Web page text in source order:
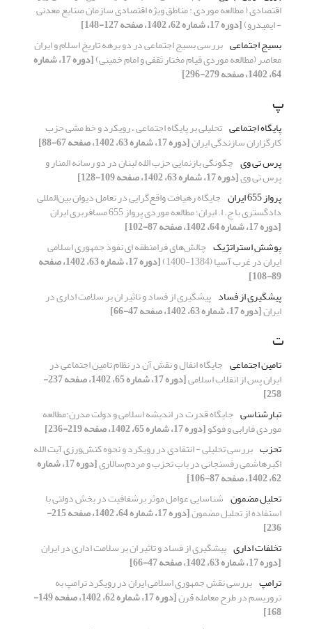
اقتصادی ( مطالعه موردی : مناطق ویژه اقتصادی سازمان صنایع معدنی
- ایمیدرو)[دوره 17، شماره 62، 1402، صفحه 127-148]
بسیج اجتماعی بررسی بسیج اجتماعی در دو برهه تاریخ اسلام و ایران
معاصر (مطالعه موردی قیام مختار ثقفی و امام خمینی) [دوره 17، شماره
64، 1402، صفحه 279-296]
پ
پایگاه اجتماعی تحلیلی بر پایگاه اجتماعی ، رویکرد و خط مشی حزب
کارگزاران سازندگی ایران[دوره 17، شماره 63، 1402، صفحه 67-88]
پرس تی وی چگونگی بازنمایی حزب الله لبنان در دو رسانه المنار و
پرس تی وی[دوره 17، شماره 63، 1402، صفحه 109-128]
پرواز 655 ایران
جایگاه رهیافت واقع‌گرایی در تعامل دیوان بین‌المللی
دادگستری با ج. ا. ایران؛ مطالعه موردی پرواز 655 مسافربری ایران
[دوره 17، شماره 64، 1402، صفحه 87-102]
پوشش استراتژیک چالش‌های فرامنطقه ‌ای نفوذ جمهوری اسلامی
ایران در غرب آسیا (1384-1400) [دوره 17، شماره 63، 1402، صفحه
89-108]
پیشگیری از فساد پیشگیری از فساد و تاثیر ان بر سلامت اداری در
ایران[دوره 17، شماره 63، 1402، صفحه 47-66]
ت
تامین اجتماعی جایگاه انفال و نقش آن در نظام تامین اجتماعی در
ایران پس از انقلاب اسلامی [دوره 17، شماره 65، 1402، صفحه 237-
258]
تبارشناسی جایگاه قدرت در اندیشه اسلامی و دولت مدرن:مطالعه
موردی فارابی و فوکو[دوره 17، شماره 65، 1402، صفحه 219-236]
تحزب بررسی تحلیلی - انتقادی در رویکرد و نحوه‌ کنش‌ورزی آیت الله
اکبرهاشمی رفسنجانی در باب تحزب و مردم‌سالاری [دوره 17، شماره
62، 1402، صفحه 87-106]
تحلیل مضمون شناسایی عوامل موثر برشفافیت در بخش دولتی با
استفاده از تحلیل مضمون [دوره 17، شماره 64، 1402، صفحه 215-
236]
تخلفات اداری پیشگیری از فساد و تاثیر ان بر سلامت اداری در ایران
[دوره 17، شماره 63، 1402، صفحه 47-66]
ترامپ بررسی نقش جمهوری اسلامی ایران در رویکرد ترامپ به
تروریسم در طرح معامله قرن [دوره 17، شماره 62، 1402، صفحه 149-
168]